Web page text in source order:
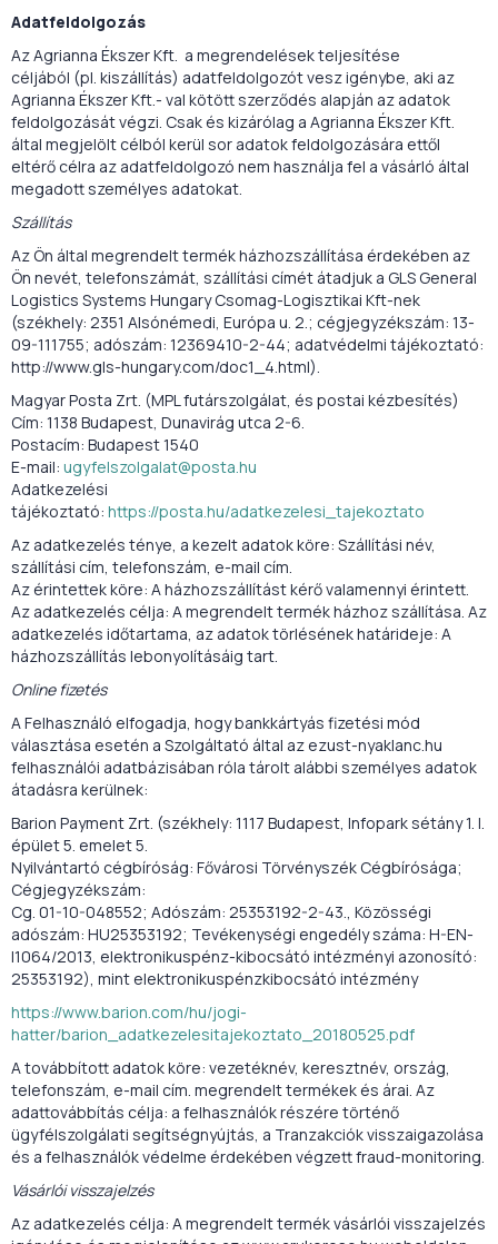
Adatfeldolgozás
Az Agrianna Ékszer Kft. a megrendelések teljesítése
céljából (pl. kiszállítás) adatfeldolgozót vesz igénybe, aki az
Agrianna Ékszer Kft.- val kötött szerződés alapján az adatok
feldolgozását végzi. Csak és kizárólag a Agrianna Ékszer Kft.
által megjelölt célból kerül sor adatok feldolgozására ettől
eltérő célra az adatfeldolgozó nem használja fel a vásárló által
megadott személyes adatokat.
Szállítás
Az Ön által megrendelt termék házhozszállítása érdekében az
Ön nevét, telefonszámát, szállítási címét átadjuk a GLS General
Logistics Systems Hungary Csomag-Logisztikai Kft-nek
(székhely: 2351 Alsónémedi, Európa u. 2.; cégjegyzékszám: 13-
09-111755; adószám: 12369410-2-44; adatvédelmi tájékoztató:
http://www.gls-hungary.com/doc1_4.html).
Magyar Posta Zrt. (MPL futárszolgálat, és postai kézbesítés)
Cím: 1138 Budapest, Dunavirág utca 2-6.
Postacím: Budapest 1540
E-mail: ugyfelszolgalat@posta.hu
Adatkezelési
tájékoztató: https://posta.hu/adatkezelesi_tajekoztato
Az adatkezelés ténye, a kezelt adatok köre: Szállítási név,
szállítási cím, telefonszám, e-mail cím.
Az érintettek köre: A házhozszállítást kérő valamennyi érintett.
Az adatkezelés célja: A megrendelt termék házhoz szállítása. Az
adatkezelés időtartama, az adatok törlésének határideje: A
házhozszállítás lebonyolításáig tart.
Online fizetés
A Felhasználó elfogadja, hogy bankkártyás fizetési mód
választása esetén a Szolgáltató által az ezust-nyaklanc.hu
felhasználói adatbázisában róla tárolt alábbi személyes adatok
átadásra kerülnek:
Barion Payment Zrt. (székhely: 1117 Budapest, Infopark sétány 1. I.
épület 5. emelet 5.
Nyilvántartó cégbíróság: Fővárosi Törvényszék Cégbírósága;
Cégjegyzékszám:
Cg. 01-10-048552; Adószám: 25353192-2-43., Közösségi
adószám: HU25353192; Tevékenységi engedély száma: H-EN-
I1064/2013, elektronikuspénz-kibocsátó intézményi azonosító:
25353192), mint elektronikuspénzkibocsátó intézmény
https://www.barion.com/hu/jogi-
hatter/barion_adatkezelesitajekoztato_20180525.pdf
A továbbított adatok köre: vezetéknév, keresztnév, ország,
telefonszám, e-mail cím. megrendelt termékek és árai. Az
adattovábbítás célja: a felhasználók részére történő
ügyfélszolgálati segítségnyújtás, a Tranzakciók visszaigazolása
és a felhasználók védelme érdekében végzett fraud-monitoring.
Vásárlói visszajelzés
Az adatkezelés célja: A megrendelt termék vásárlói visszajelzés